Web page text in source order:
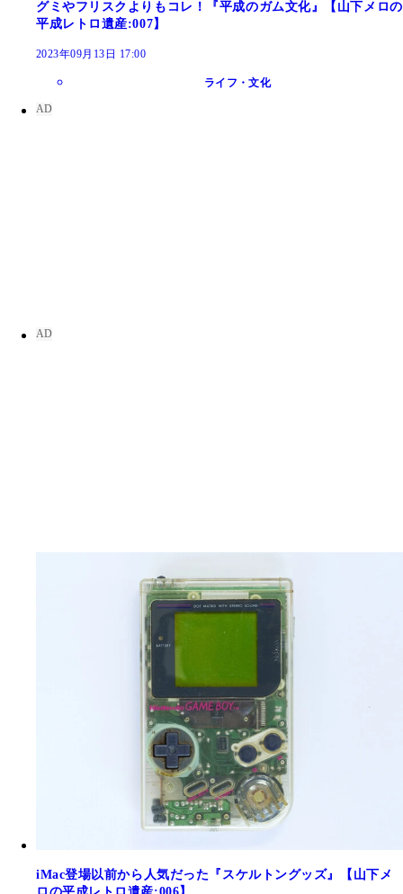
グミやフリスクよりもコレ！『平成のガム文化』【山下メロの
平成レトロ遺産:007】
2023年09月13日 17:00
ライフ・文化
iMac登場以前から人気だった『スケルトングッズ』【山下メ